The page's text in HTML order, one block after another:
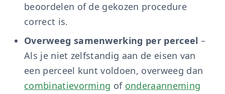
beoordelen of de gekozen procedure
correct is.
Overweeg samenwerking per perceel –
Als je niet zelfstandig aan de eisen van
een perceel kunt voldoen, overweeg dan
combinatievorming of onderaanneming